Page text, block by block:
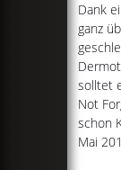
Dank
ganz
solltet
Not
schon
Mai